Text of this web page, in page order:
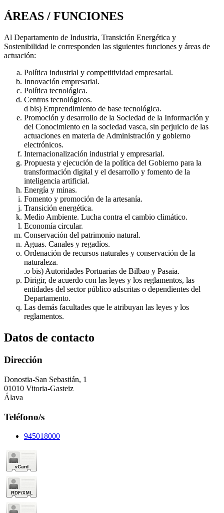
ÁREAS / FUNCIONES
Al Departamento de Industria, Transición Energética y
Sostenibilidad le corresponden las siguientes funciones y áreas de
actuación:
Política industrial y competitividad empresarial.
Innovación empresarial.
Política tecnológica.
Centros tecnológicos.
d bis) Emprendimiento de base tecnológica.
Promoción y desarrollo de la Sociedad de la Información y
del Conocimiento en la sociedad vasca, sin perjuicio de las
actuaciones en materia de Administración y gobierno
electrónicos.
Internacionalización industrial y empresarial.
Propuesta y ejecución de la política del Gobierno para la
transformación digital y el desarrollo y fomento de la
inteligencia artificial.
Energía y minas.
Fomento y promoción de la artesanía.
Transición energética.
Medio Ambiente. Lucha contra el cambio climático.
Economía circular.
Conservación del patrimonio natural.
Aguas. Canales y regadíos.
Ordenación de recursos naturales y conservación de la
naturaleza.
.o bis) Autoridades Portuarias de Bilbao y Pasaia.
Dirigir, de acuerdo con las leyes y los reglamentos, las
entidades del sector público adscritas o dependientes del
Departamento.
Las demás facultades que le atribuyan las leyes y los
reglamentos.
Datos de contacto
Dirección
Donostia-San Sebastián, 1
01010 Vitoria-Gasteiz
Álava
Teléfono/s
945018000